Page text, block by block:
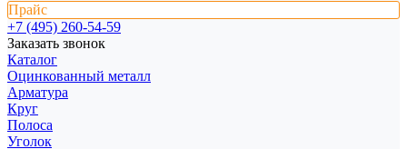
Прайс
+7 (495) 260-54-59
Заказать звонок
Каталог
Оцинкованный металл
Арматура
Круг
Полоса
Уголок